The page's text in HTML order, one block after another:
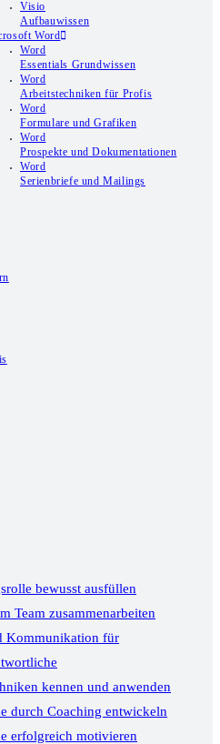
Visio
Aufbauwissen
Word
Word
Essentials Grundwissen
Word
Arbeitstechniken für Profis
Word
Formulare und Grafiken
Word
Prospekte und Dokumentationen
Word
Serienbriefe und Mailings
bewusst ausfüllen
Team zusammenarbeiten
Kommunikation für
kennen und anwenden
durch Coaching entwickeln
erfolgreich motivieren